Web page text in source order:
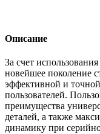
Описание
За счет
новейшее поколение
эффективной и
пользователей.
преимущества
деталей, а также
динамику при